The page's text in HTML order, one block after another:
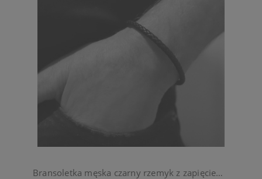
Bransoletka męska czarny rzemyk z zapięciem na magnes